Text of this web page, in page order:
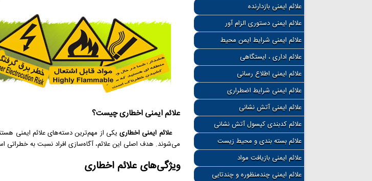
علائم ایمنی بازدارنده
علائم ایمنی دستوری الزام آور
علائم ایمنی شرایط ایمن محیط
علائم اداری ، ایستگاهی
علائم ایمنی اطلاع رسانی
علائم ایمنی شرایط اضطراری
علائم ایمنی آتش نشانی
علائم کدبندی کپسول آتش نشانی
علائم بسته بندی و محیط زیست
علائم ایمنی بازیافت مواد
علائم ایمنی چندمنظوره و چندتایی
علائم ایمنی اخطاری چیست؟
علائم ایمنی اخطارییکی از مهم‌ترین دسته‌های علائم ایمنی
می‌شوند. هدف اصلی این علائم، آگاه‌سازی افراد نسبت به
ویژگی‌های علائم اخطاری